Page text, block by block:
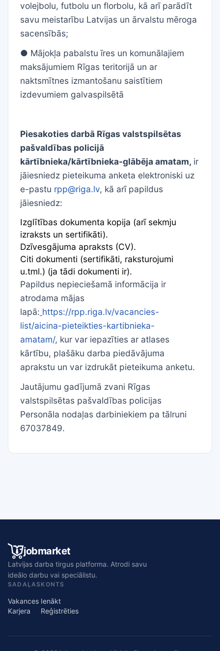
volejbolu, futbolu un florbolu, kā arī parādīt
savu meistarību Latvijas un ārvalstu mēroga
sacensībās;
● Mājokļa pabalstu īres un komunālajiem
maksājumiem Rīgas teritorijā un ar
naktsmītnes izmantošanu saistītiem
izdevumiem galvaspilsētā
Piesakoties darbā Rīgas valstspilsētas
pašvaldības policijā
kārtībnieka/kārtībnieka-glābēja amatam, ir
jāiesniedz pieteikuma anketa elektroniski uz
e-pastu rpp@riga.lv, kā arī papildus
jāiesniedz:
Izglītības dokumenta kopija (arī sekmju
izraksts un sertifikāti).
Dzīvesgājuma apraksts (CV).
Citi dokumenti (sertifikāti, raksturojumi
u.tml.) (ja tādi dokumenti ir).
Papildus nepieciešamā informācija ir
atrodama mājas
lapā: https://rpp.riga.lv/vacancies-
list/aicina-pieteikties-kartibnieka-
amatam/, kur var iepazīties ar atlases
kārtību, plašāku darba piedāvājuma
aprakstu un var izdrukāt pieteikuma anketu.
Jautājumu gadījumā zvani Rīgas
valstspilsētas pašvaldības policijas
Personāla nodaļas darbiniekiem pa tālruni
67037849.
jobmarket
Latvijas darba tirgus platforma. Atrodi savu
ideālo darbu vai speciālistu.
SADAĻAS
Vakances
Karjera
KONTS
Ienākt
Reģistrēties